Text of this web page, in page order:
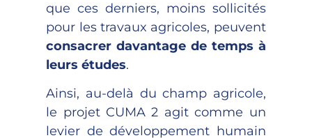
que ces derniers, moins sollicités
pour les travaux agricoles, peuvent
consacrer davantage de temps à
leurs études.
Ainsi, au-delà du champ agricole,
le projet CUMA 2 agit comme un
levier de développement humain